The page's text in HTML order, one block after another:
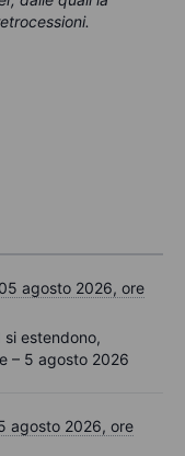
agosto 2026, ore
estendono,
– 5 agosto 2026
agosto 2026, ore